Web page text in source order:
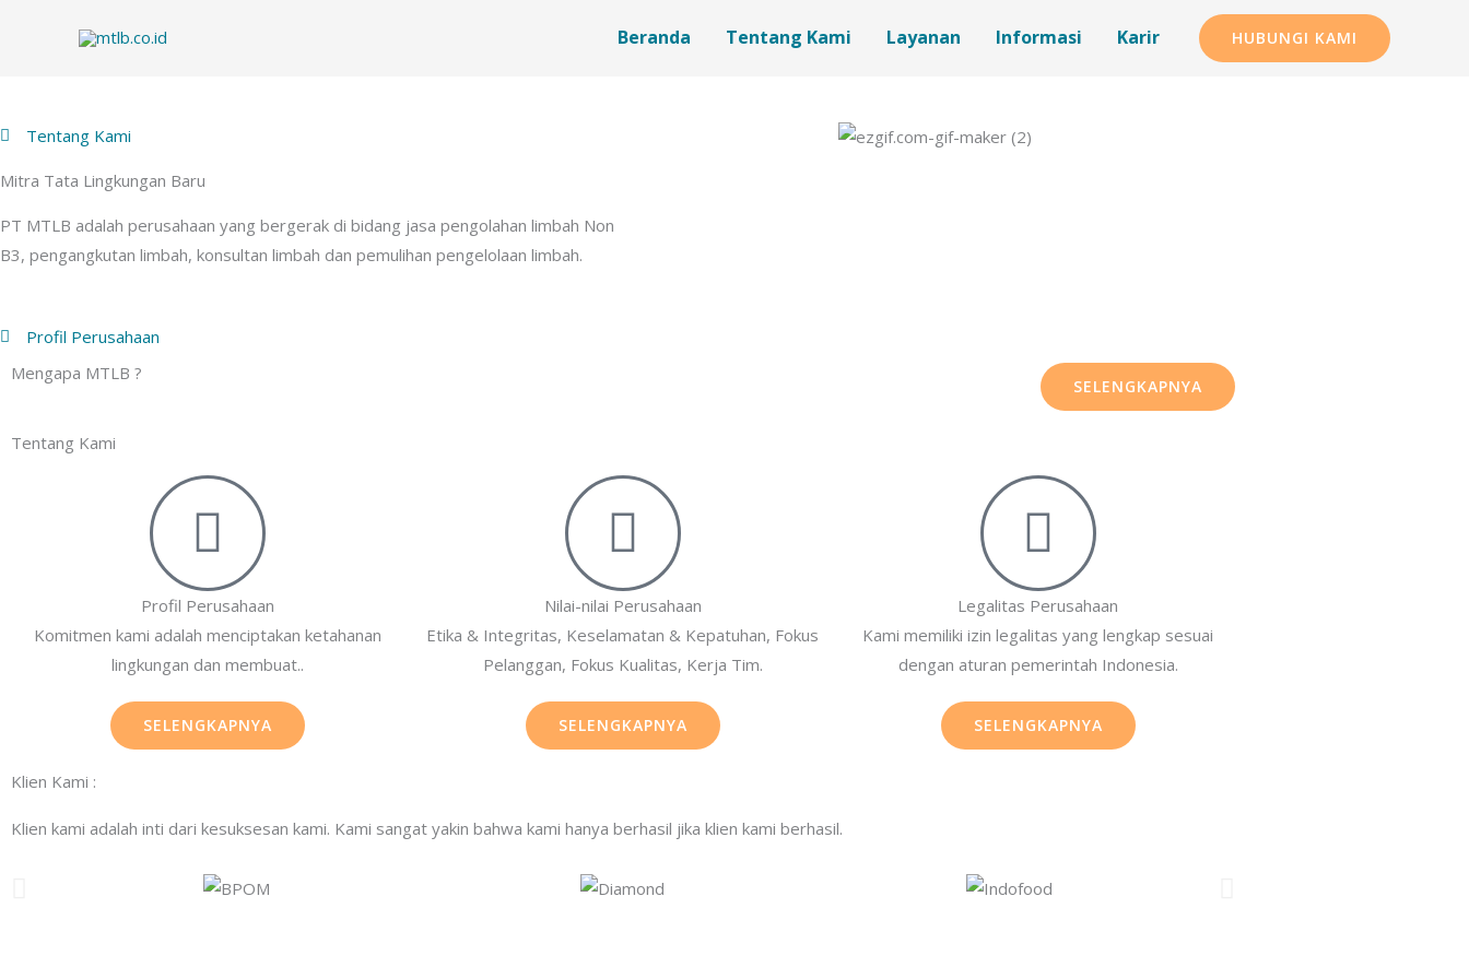
Beranda Tentang Kami Layanan Informasi Karir HUBUNGI KAMI
Tentang Kami
Mitra Tata Lingkungan Baru
PT MTLB adalah perusahaan yang bergerak di bidang jasa pengolahan limbah Non
B3, pengangkutan limbah, konsultan limbah dan pemulihan pengelolaan limbah.
Profil Perusahaan
Mengapa MTLB ?
SELENGKAPNYA
Tentang Kami
Profil Perusahaan
Komitmen kami adalah menciptakan ketahanan
lingkungan dan membuat..
SELENGKAPNYA
Nilai-nilai Perusahaan
Etika & Integritas, Keselamatan & Kepatuhan, Fokus
Pelanggan, Fokus Kualitas, Kerja Tim.
SELENGKAPNYA
Legalitas Perusahaan
Kami memiliki izin legalitas yang lengkap sesuai
dengan aturan pemerintah Indonesia.
SELENGKAPNYA
Klien Kami :
Klien kami adalah inti dari kesuksesan kami. Kami sangat yakin bahwa kami hanya berhasil jika klien kami berhasil.